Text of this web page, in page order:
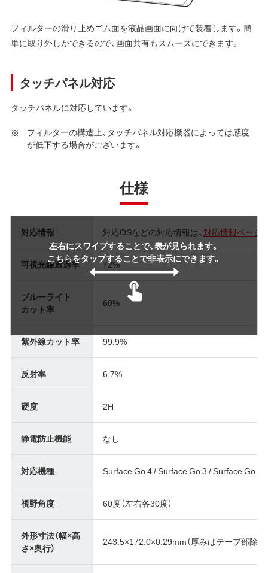
フィルターの滑り止めゴム面を液晶画面に向けて装着します。簡
単に取り外しができるので、画面共有もスムーズにできます。
タッチパネル対応
タッチパネルに対応しています。
フィルターの構造上、タッチパネル対応機器によっては感度
が低下する場合がございます。
仕様
左右にスワイプすることで、表が見られます。
こちらをタップすることで非表示にできます。
対応情報 対応OSなどの対応情報は、 対応情報ページ
可視光線透過率 72%
ブルーライト
カット率
60%
紫外線カット率 99.9%
反射率 6.7%
硬度 2H
静電防止機能 なし
対応機種 Surface Go 4 / Surface Go 3 / Surface Go 2
視野角度 60度（左右各30度）
外形寸法（幅×高
さ×奥行）
243.5×172.0×0.29mm（厚みはテープ部除く